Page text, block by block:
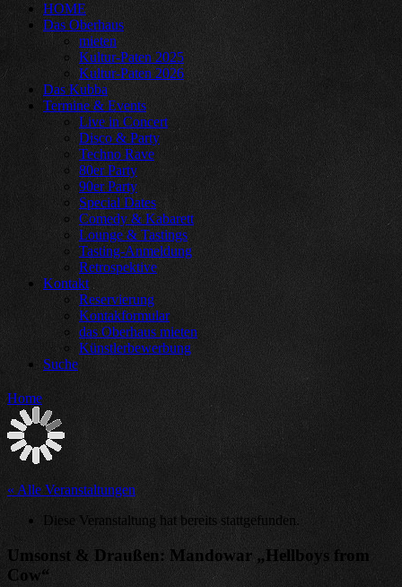
HOME
Das Oberhaus
mieten
Kultur-Paten 2025
Kultur-Paten 2026
Das Kubba
Termine & Events
Live in Concert
Disco & Party
Techno Rave
80er Party
90er Party
Special Dates
Comedy & Kabarett
Lounge & Tastings
Tasting-Anmeldung
Retrospektive
Kontakt
Reservierung
Kontakformular
das Oberhaus mieten
Künstlerbewerbung
Suche
Home
« Alle Veranstaltungen
Diese Veranstaltung hat bereits stattgefunden.
Umsonst & Draußen: Mandowar „Hellboys from
Cow“